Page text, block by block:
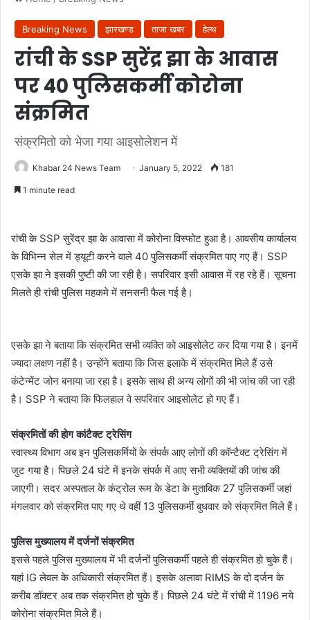
Breaking News झारखण्ड ताजा खबर हेल्थ
रांची के SSP सुरेंद्र झा के आवास
पर 40 पुलिसकर्मी कोरोना
संक्रमित
संक्रमितो को भेजा गया आइसोलेशन में
Khabar 24 News Team January 5, 2022 181
1 minute read
रांची के SSP सुरेंद्र झा के आवासा में कोरोना विस्फोट हुआ है। आवसीय कार्यालय
के विभिन्न सेल में ड्यूटी करने वाले 40 पुलिसकर्मी संक्रमित पाए गए हैं। SSP
एसके झा ने इसकी पुष्टी की जा रही है। सपरिवार इसी आवास में रह रहे हैं। सूचना
मिलते ही रांची पुलिस महकमे में सनसनी फैल गई है।
एसके झा ने बताया कि संक्रमित सभी व्यक्ति को आइसोलेट कर दिया गया है। इनमें
ज्यादा लक्षण नहीं है। उन्होंने बताया कि जिस इलाके में संक्रमित मिले हैं उसे
कंटेन्मेंट जोन बनाया जा रहा है। इसके साथ ही अन्य लोगों की भी जांच की जा रही
है। SSP ने बताया कि फिलहाल वे सपरिवार आइसोलेट हो गए हैं।
संक्रमितों की होग कांटैक्ट ट्रेसिंग
स्वास्थ्य विभाग अब इन पुलिसकर्मियों के संपर्क आए लोगों की कॉन्टैक्ट ट्रेसिंग में
जुट गया है। पिछले 24 घंटे में इनके संपर्क में आए सभी व्यक्तियों की जांच की
जाएगी। सदर अस्पताल के कंट्रोल रूम के डेटा के मुताबिक 27 पुलिसकर्मी जहां
मंगलवार को संक्रमित पाए गए थे वहीं 13 पुलिसकर्मी बुधवार को संक्रमित मिले हैं।
पुलिस मुख्यालय में दर्जनों संक्रमित
इससे पहले पुलिस मुख्यालय में भी दर्जनों पुलिसकर्मी पहले ही संक्रमित हो चुके हैं।
यहां IG लेवल के अधिकारी संक्रमित हैं। इसके अलावा RIMS के दो दर्जन के
करीब डॉक्टर अब तक संक्रमित हो चुके हैं। पिछले 24 घंटे में रांची में 1196 नये
कोरोना संक्रमित मिले हैं।